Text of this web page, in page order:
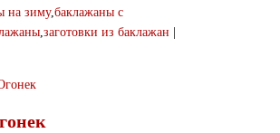
на зиму,баклажаны с
,заготовки из баклажан